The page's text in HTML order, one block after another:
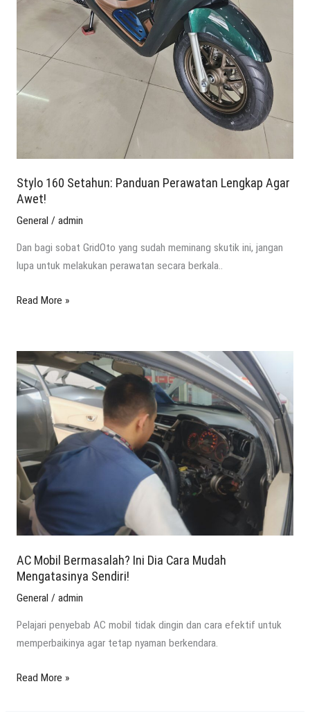
Stylo 160 Setahun: Panduan Perawatan Lengkap Agar
Awet!
General / admin
Dan bagi sobat GridOto yang sudah meminang skutik ini, jangan
lupa untuk melakukan perawatan secara berkala..
Read More »
AC Mobil Bermasalah? Ini Dia Cara Mudah
Mengatasinya Sendiri!
General / admin
Pelajari penyebab AC mobil tidak dingin dan cara efektif untuk
memperbaikinya agar tetap nyaman berkendara.
AC
Mobil
Bermasalah?
Ini
Cara
Mudah
Mengatasinya
Sendiri!
Read More »